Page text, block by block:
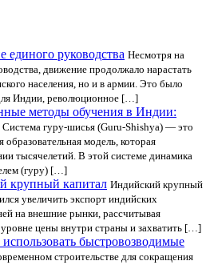
единого руководства Несмотря на
движение продолжало нарастать
населения, но и в армии. Это было
Индии, революционное […]
методы обучения в Индии:
Система гуру-шисья (Guru-Shishya) — это
модель, которая
тысячелетий. В этой системе динамика
(гуру) […]
крупный капитал Индийский крупный
увеличить экспорт индийских
на внешние рынки, рассчитывая
цены внутри страны и захватить […]
быстровозводимые
строительстве для сокращения